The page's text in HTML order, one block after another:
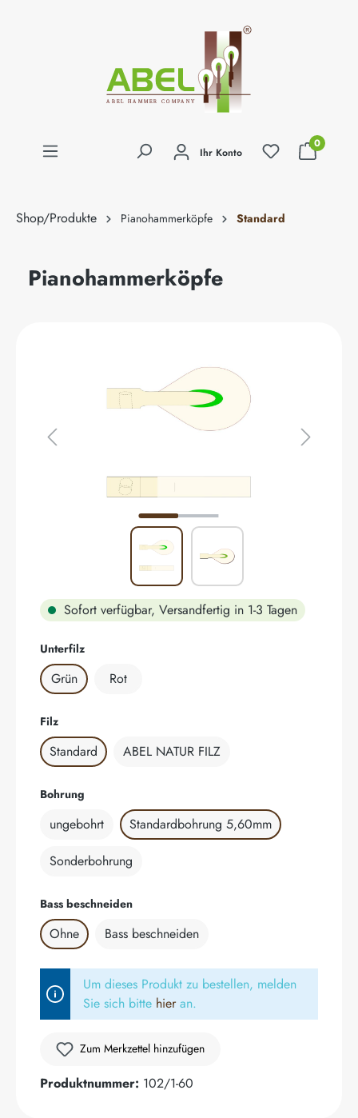
Ihr Konto
0
Shop/Produkte Pianohammerköpfe Standard
Pianohammerköpfe
Sofort verfügbar, Versandfertig in 1-3 Tagen
Unterfilzauswählen
Grün Rot
Filzauswählen
Standard ABEL NATUR FILZ
Bohrung
ungebohrt
Standardbohrung 5,60mm
Sonderbohrung
Bass beschneidenauswählen
Ohne Bass beschneiden
Um dieses Produkt zu bestellen, melden
Sie sich bitte hieran.
Zum Merkzettel hinzufügen
Produktnummer: 102/1-60